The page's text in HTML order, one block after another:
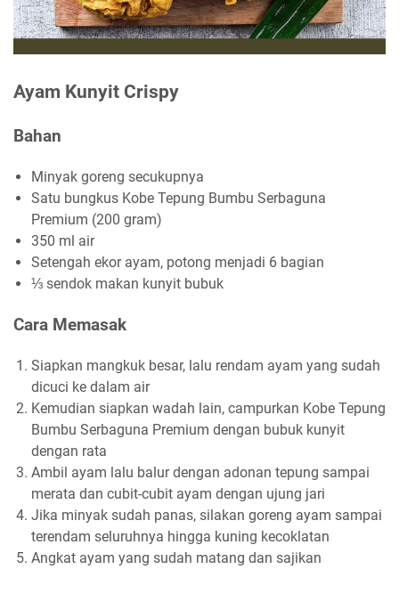
Ayam Kunyit Crispy
Bahan
Minyak goreng secukupnya
Satu bungkus Kobe Tepung Bumbu Serbaguna
Premium (200 gram)
350 ml air
Setengah ekor ayam, potong menjadi 6 bagian
⅓ sendok makan kunyit bubuk
Cara Memasak
Siapkan mangkuk besar, lalu rendam ayam yang sudah
dicuci ke dalam air
Kemudian siapkan wadah lain, campurkan Kobe Tepung
Bumbu Serbaguna Premium dengan bubuk kunyit
dengan rata
Ambil ayam lalu balur dengan adonan tepung sampai
merata dan cubit-cubit ayam dengan ujung jari
Jika minyak sudah panas, silakan goreng ayam sampai
terendam seluruhnya hingga kuning kecoklatan
Angkat ayam yang sudah matang dan sajikan